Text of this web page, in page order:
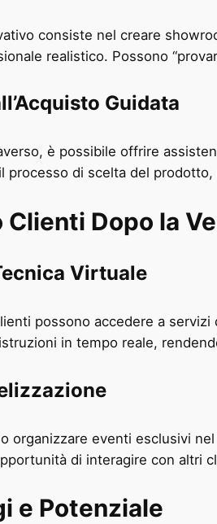
consiste nel creare
realistico. Possono
Guidata
è possibile offrire
processo di scelta del
Clienti Dopo la
Virtuale
possono accedere a
in tempo reale,
organizzare eventi esclusivi
di interagire con altri
e Potenziale